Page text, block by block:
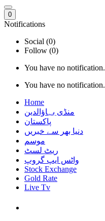
0
Notifications
Social (0)
Follow (0)
You have no notification.
You have no notification.
Home
منڈی بہاؤالدین
پاکستان
دنیا بھر سے خبریں
موسم
ریٹ لسٹ
واٹس ایپ گروپ
Stock Exchange
Gold Rate
Live Tv